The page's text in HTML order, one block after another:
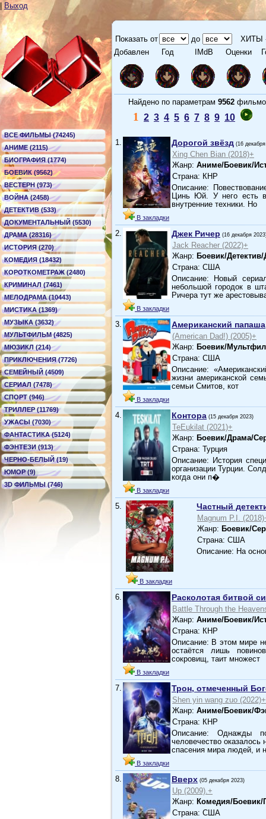
Выход
ВСЕ ФИЛЬМЫ (74245)
АНИМЕ (2115)
БИОГРАФИЯ (1774)
БОЕВИК (9562)
ВЕСТЕРН (973)
ВОЙНА (2458)
ДЕТЕКТИВ (533)
ДОКУМЕНТАЛЬНЫЙ (5530)
ДРАМА (28316)
ИСТОРИЯ (270)
КОМЕДИЯ (18432)
КОРОТКОМЕТРАЖ (2480)
КРИМИНАЛ (7461)
МЕЛОДРАМА (10443)
МИСТИКА (1369)
МУЗЫКА (3632)
МУЛЬТФИЛЬМ (4825)
МЮЗИКЛ (214)
ПРИКЛЮЧЕНИЯ (7726)
СЕМЕЙНЫЙ (4509)
СЕРИАЛ (7478)
СПОРТ (946)
ТРИЛЛЕР (11769)
УЖАСЫ (7030)
ФАНТАСТИКА (5124)
ФЭНТЕЗИ (913)
ЧЕРНО-БЕЛЫЙ (19)
ЮМОР (9)
3D ФИЛЬМЫ (746)
Показать от до
ХИТЫ
Добавлен Год IMdB Оценки
Найдено по параметрам 9562
1 2 3 4 5 6 7 8 9 10
1.
В закладки
Дорогой звёзд (16
Xing Chen Bian (2018)+
Жанр: Аниме/Боевик/
Страна: КНР
Описание:
Цинь Юй. У него есть
внутренние техники. Но
2.
В закладки
Джек Ричер (16 декабря
Jack Reacher (2022)+
Жанр: Боевик/
Страна: США
Описание: Новый
небольшой городок в
Ричера тут же
3.
В закладки
Американский папаша
(American Dad!) (2005)+
Жанр: Боевик/
Страна: США
Описание:
жизни американской
семьи Смитов, кот
4.
В закладки
Контора (15 декабря 2023)
TeЕџkilat (2021)+
Жанр: Боевик/Драма/
Страна: Турция
Описание: История
организации Турции.
когда они п�
5.
В закладки
Частный
Magnum P.I.
Жанр: Боевик/
Страна: США
Описание: На
6.
В закладки
Расколотая битвой
Battle Through the
Жанр: Аниме/Боевик/
Страна: КНР
Описание: В этом мире
остаётся лишь
сокровищ, таит множест
7.
В закладки
Трон, отмеченный
Shen yin wang zuo (2022)+
Жанр: Аниме/Боевик/
Страна: КНР
Описание: Однажды
человечество
спасения мира людей, и
8. Вверх (05 декабря 2023)
Up (2009).+
Жанр: Комедия/
Страна: США